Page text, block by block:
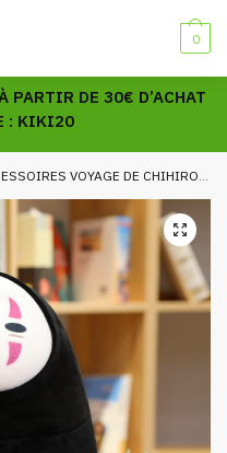
0
PARTIR DE 30€ D’ACHAT
: KIKI20
VOYAGE DE CHIHIRO
🔍